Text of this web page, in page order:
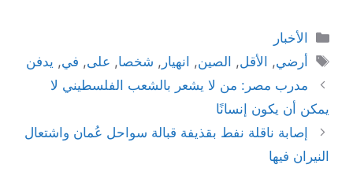
التصنيفات
الأخبار
الوسوم
أرضي, الأقل, الصين, انهيار , شخصا, على, في, يدفن
مدرب مصر: من لا يشعر بالشعب الفلسطيني لا
يمكن أن يكون إنسانًا
إصابة ناقلة نفط بقذيفة قبالة سواحل عُمان واشتعال
النيران فيها